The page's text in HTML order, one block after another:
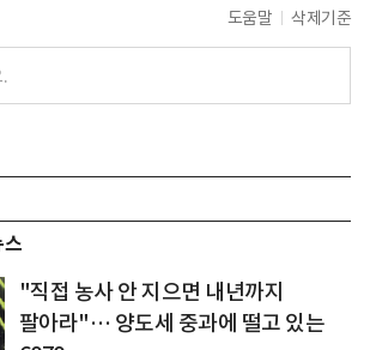
도움말 삭제기준
스
"직접 농사 안 지으면 내년까지
팔아라"… 양도세 중과에 떨고 있는